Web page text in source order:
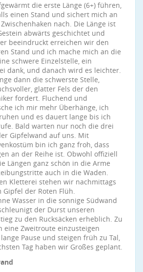
die erste Länge (6+) führen,
einen Stand und sichert mich an
nach. Die Länge ist
abwärts geschichtet und
beeindruckt erreichen wir den
Stand und ich mache mich an die
schwere Einzelstelle, ein
dank, und danach wird es leichter.
dann die schwerste Stelle,
glatter Fels der den
fordert. Fluchend und
ich mir mehr Überhänge, ich
und es dauert lange bis ich
Bald warten nur noch die drei
Gipfelwand auf uns. Mit
bin ich ganz froh, dass
an der Reihe ist. Obwohl offiziell
Längen ganz schön in die Arme
auch in die Waden.
Kletterei stehen wir nachmittags
Gipfel der Roten Flüh.
Wasser in die sonnige Südwand
der Durst unseren
zu den Rucksäcken erheblich. Zu
eine Zweitroute einzusteigen
Pause und steigen früh zu Tal,
Tag haben wir Großes geplant.